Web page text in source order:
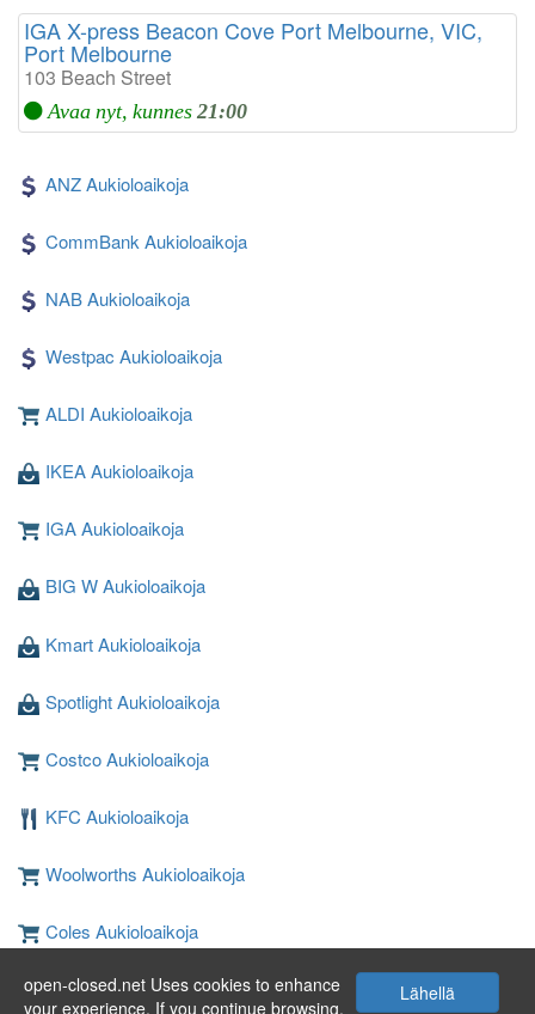
Lähellä
open-closed.net Uses cookies to enhance
your experience. If you continue browsing,
IGA X-press Beacon Cove Port Melbourne, VIC,
Port Melbourne
103 Beach Street
Avaa nyt, kunnes 21:00
ANZ Aukioloaikoja
CommBank Aukioloaikoja
NAB Aukioloaikoja
Westpac Aukioloaikoja
ALDI Aukioloaikoja
IKEA Aukioloaikoja
IGA Aukioloaikoja
BIG W Aukioloaikoja
Kmart Aukioloaikoja
Spotlight Aukioloaikoja
Costco Aukioloaikoja
KFC Aukioloaikoja
Woolworths Aukioloaikoja
Coles Aukioloaikoja
JB Hi-Fi Aukioloaikoja